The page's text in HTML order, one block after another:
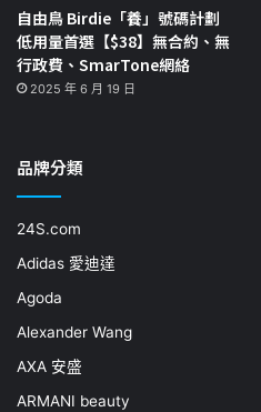
自由鳥 Birdie「養」號碼計劃
低用量首選【$38】無合約、無
行政費、SmarTone網絡
2025 年 6 月 19 日
品牌分類
24S.com
Adidas 愛迪達
Agoda
Alexander Wang
AXA 安盛
ARMANI beauty